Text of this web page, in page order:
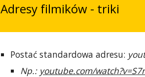
Adresy filmików - triki
Postać standardowa adresu:
Np.: youtube.com/